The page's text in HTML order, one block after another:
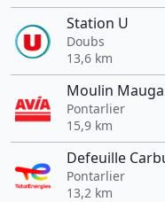
Station U
Doubs
13,6 km
Moulin
Pontarlier
15,9 km
Defeuille
Pontarlier
13,2 km